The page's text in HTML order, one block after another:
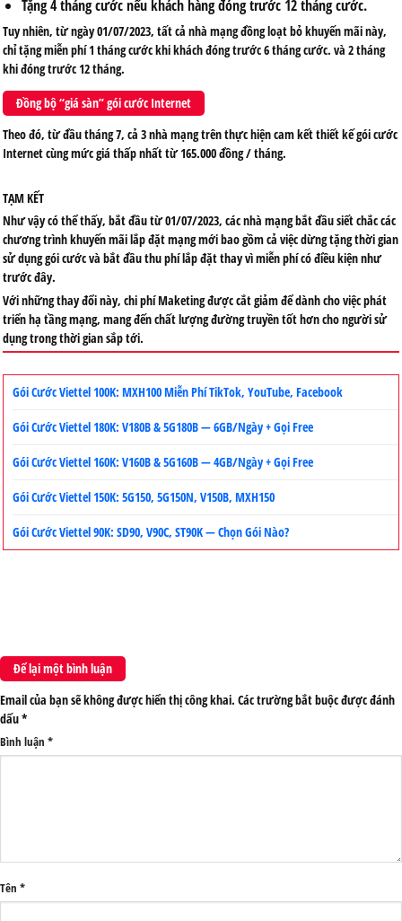
Tặng 4 tháng cước nếu khách hàng đóng trước 12 tháng cước.
Tuy nhiên, từ ngày 01/07/2023, tất cả nhà mạng đồng loạt bỏ khuyến mãi này,
chỉ tặng miễn phí 1 tháng cước khi khách đóng trước 6 tháng cước. và 2 tháng
khi đóng trước 12 tháng.
Đồng bộ “giá sàn” gói cước Internet
Theo đó, từ đầu tháng 7, cả 3 nhà mạng trên thực hiện cam kết thiết kế gói cước
Internet cùng mức giá thấp nhất từ 165.000 đồng / tháng.
TẠM KẾT
Như vậy có thể thấy, bắt đầu từ 01/07/2023, các nhà mạng bắt đầu siết chắc các
chương trình khuyến mãi lắp đặt mạng mới bao gồm cả việc dừng tặng thời gian
sử dụng gói cước và bắt đầu thu phí lắp đặt thay vì miễn phí có điều kiện như
trước đây.
Với những thay đổi này, chi phí Maketing được cắt giảm để dành cho việc phát
triển hạ tầng mạng, mang đến chất lượng đường truyền tốt hơn cho người sử
dụng trong thời gian sắp tới.
Gói Cước Viettel 100K: MXH100 Miễn Phí TikTok, YouTube, Facebook
Gói Cước Viettel 180K: V180B & 5G180B — 6GB/Ngày + Gọi Free
Gói Cước Viettel 160K: V160B & 5G160B — 4GB/Ngày + Gọi Free
Gói Cước Viettel 150K: 5G150, 5G150N, V150B, MXH150
Gói Cước Viettel 90K: SD90, V90C, ST90K — Chọn Gói Nào?
Để lại một bình luận
Email của bạn sẽ không được hiển thị công khai. Các trường bắt buộc được đánh
dấu*
Bình luận *
Tên *